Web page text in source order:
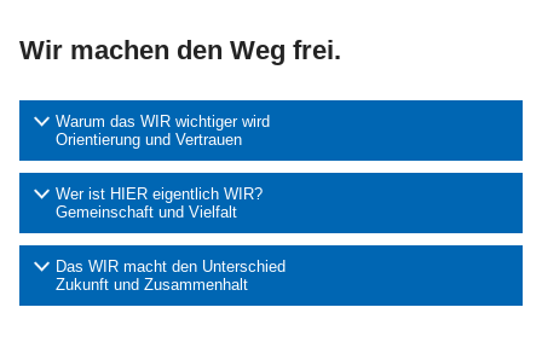
Wir machen den Weg frei.
Warum das WIR wichtiger wird
Orientierung und Vertrauen
Wer ist HIER eigentlich WIR?
Gemeinschaft und Vielfalt
Das WIR macht den Unterschied
Zukunft und Zusammenhalt